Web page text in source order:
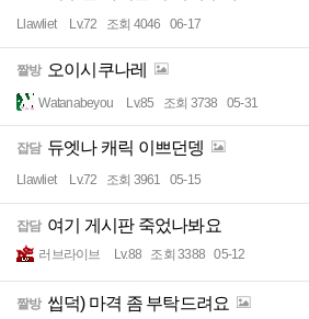
Llawliet Lv.72 조회 4046 06-17
짤방 오이시쿠나레
Watanabeyou Lv.85 조회 3738 05-31
잡담 듀엣나 캐릭 이쁘던뎅
Llawliet Lv.72 조회 3961 05-15
잡담 여기 게시판 죽었나봐요
러브라이브 Lv.88 조회 3388 05-12
짤방 씹덕) 마격 좀 부탁드려요